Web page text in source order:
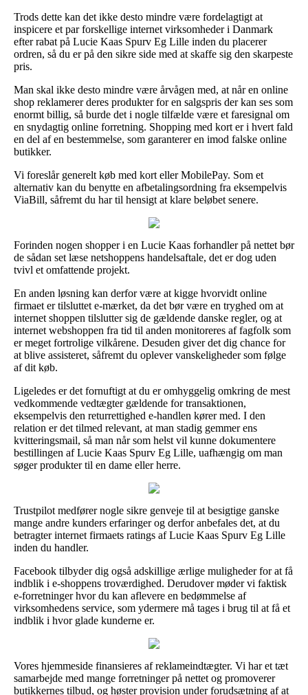
Trods dette kan det ikke desto mindre være fordelagtigt at
inspicere et par forskellige internet virksomheder i Danmark
efter rabat på Lucie Kaas Spurv Eg Lille inden du placerer
ordren, så du er på den sikre side med at skaffe sig den skarpeste
pris.
Man skal ikke desto mindre være årvågen med, at når en online
shop reklamerer deres produkter for en salgspris der kan ses som
enormt billig, så burde det i nogle tilfælde være et faresignal om
en snydagtig online forretning. Shopping med kort er i hvert fald
en del af en bestemmelse, som garanterer en imod falske online
butikker.
Vi foreslår generelt køb med kort eller MobilePay. Som et
alternativ kan du benytte en afbetalingsordning fra eksempelvis
ViaBill, såfremt du har til hensigt at klare beløbet senere.
Forinden nogen shopper i en Lucie Kaas forhandler på nettet bør
de sådan set læse netshoppens handelsaftale, det er dog uden
tvivl et omfattende projekt.
En anden løsning kan derfor være at kigge hvorvidt online
firmaet er tilsluttet e-mærket, da det bør være en tryghed om at
internet shoppen tilslutter sig de gældende danske regler, og at
internet webshoppen fra tid til anden monitoreres af fagfolk som
er meget fortrolige vilkårene. Desuden giver det dig chance for
at blive assisteret, såfremt du oplever vanskeligheder som følge
af dit køb.
Ligeledes er det fornuftigt at du er omhyggelig omkring de mest
vedkommende vedtægter gældende for transaktionen,
eksempelvis den returrettighed e-handlen kører med. I den
relation er det tilmed relevant, at man stadig gemmer ens
kvitteringsmail, så man når som helst vil kunne dokumentere
bestillingen af Lucie Kaas Spurv Eg Lille, uafhængig om man
søger produkter til en dame eller herre.
Trustpilot medfører nogle sikre genveje til at besigtige ganske
mange andre kunders erfaringer og derfor anbefales det, at du
betragter internet firmaets ratings af Lucie Kaas Spurv Eg Lille
inden du handler.
Facebook tilbyder dig også adskillige ærlige muligheder for at få
indblik i e-shoppens troværdighed. Derudover møder vi faktisk
e-forretninger hvor du kan aflevere en bedømmelse af
virksomhedens service, som ydermere må tages i brug til at få et
indblik i hvor glade kunderne er.
Vores hjemmeside finansieres af reklameindtægter. Vi har et tæt
samarbejde med mange forretninger på nettet og promoverer
butikkernes tilbud, og høster provision under forudsætning af at